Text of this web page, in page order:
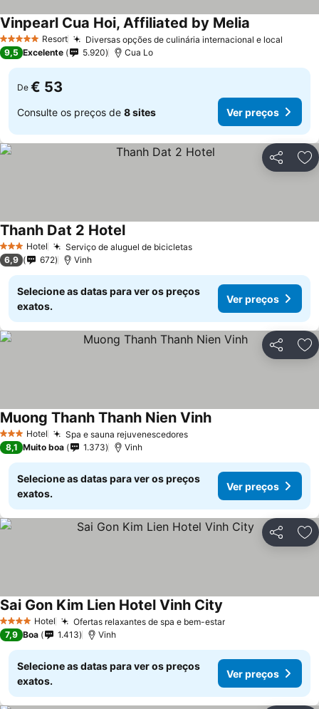
5 Estrelas Resort Diversas opções de culinária internacional e local
Vinpearl Cua Hoi, Affiliated by Melia
9,5 Excelente 5.920 Cua Lo
De € 53
Consulte os preços de 8 sites Ver preços
Partilhar
3 EstrelasHotel Serviço de aluguel de bicicletasVer preços
Thanh Dat 2 HotelVer preços
6,9 672 Vinh
Selecione as datas para ver os preços
exatos.
Ver preços
Partilhar
3 EstrelasHotel Spa e sauna rejuvenescedoresVer preços
Muong Thanh Thanh Nien VinhVer preços
8,1 Muito boa 1.373 Vinh
Selecione as datas para ver os preços
exatos.
Ver preços
Partilhar
4 EstrelasHotel Ofertas relaxantes de spa e bem-estarVer preços
Sai Gon Kim Lien Hotel Vinh City
7,9 Boa 1.413 Vinh
Selecione as datas para ver os preços
exatos.
Ver preços